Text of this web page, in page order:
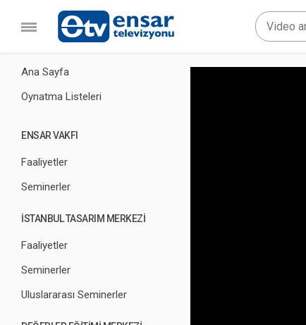
Ana Sayfa
Oynatma Listeleri
ENSAR VAKFI
Faaliyetler
Seminerler
İSTANBUL TASARIM MERKEZİ
Faaliyetler
Seminerler
Uluslararası Seminerler